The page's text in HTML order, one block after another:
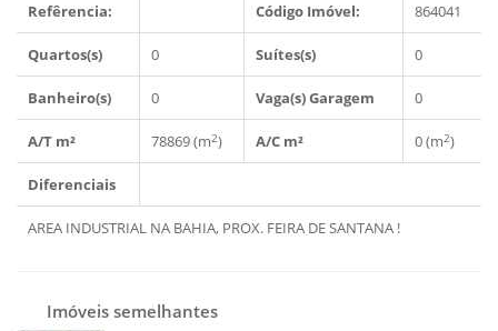
Refêrencia: Código Imóvel: 864041
Quartos(s) 0 Suítes(s) 0
Banheiro(s) 0 Vaga(s) Garagem 0
A/T m² 78869 (m2) A/C m² 0 (m2)
Diferenciais
AREA INDUSTRIAL NA BAHIA, PROX. FEIRA DE SANTANA !
Imóveis semelhantes